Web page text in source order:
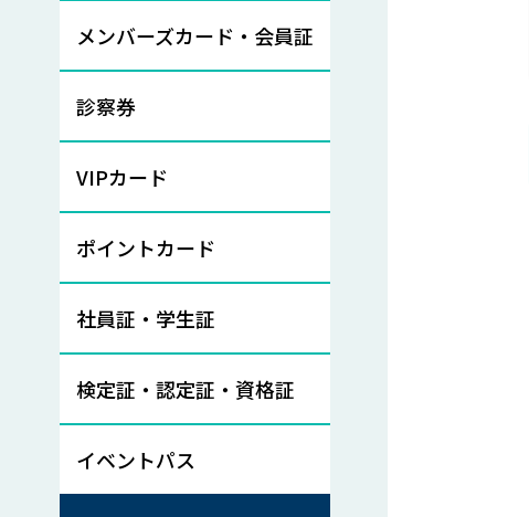
メンバーズカード・会員証
診察券
VIPカード
ポイントカード
社員証・学生証
検定証・認定証・資格証
イベントパス